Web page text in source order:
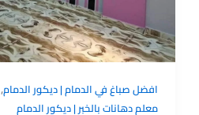
افضل صباغ في الدمام | ديكور الدمام,
معلم دهانات بالخبر | ديكور الدمام